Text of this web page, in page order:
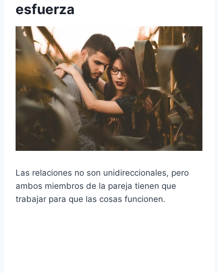
esfuerza
Las relaciones no son unidireccionales, pero
ambos miembros de la pareja tienen que
trabajar para que las cosas funcionen.